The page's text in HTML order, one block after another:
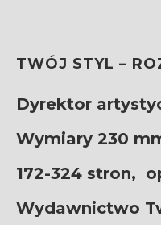
TWÓJ STYL –
Dyrektor
Wymiary 230
172-324 stron,
Wydawnictwo